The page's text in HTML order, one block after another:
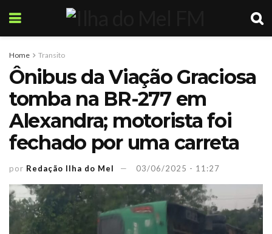
Home Transito
Ônibus da Viação Graciosa
tomba na BR-277 em
Alexandra; motorista foi
fechado por uma carreta
por Redação Ilha do Mel 03/06/2025 - 11:27